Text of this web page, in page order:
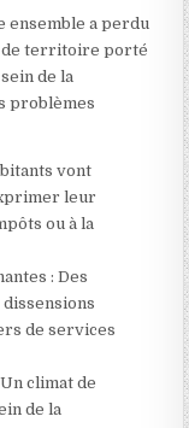
ensemble a perdu
de territoire porté
de la
problèmes
vont
leur
ou à la
: Des
de services
climat de
de la